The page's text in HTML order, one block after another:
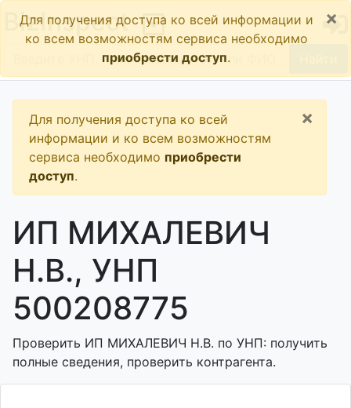
BizInspect
Для получения доступа ко всей информации и
ко всем возможностям сервиса необходимо
приобрести доступ.
×
Для получения доступа ко всей
информации и ко всем возможностям
сервиса необходимо приобрести
доступ.
×
ИП МИХАЛЕВИЧ
Н.В., УНП
500208775
Проверить ИП МИХАЛЕВИЧ Н.В. по УНП: получить
полные сведения, проверить контрагента.